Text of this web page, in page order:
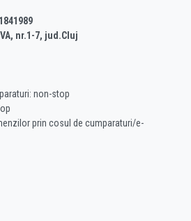
nr.1-7, jud.Cluj
non-stop
prin cosul de cumparaturi/e-